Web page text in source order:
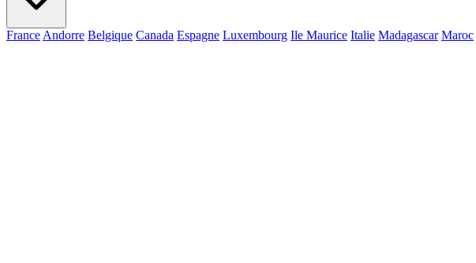
France Andorre Belgique Canada Espagne Luxembourg Ile Maurice Italie Madagascar Maroc